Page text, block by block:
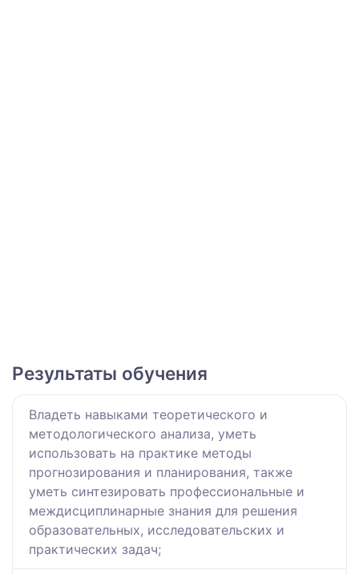
Результаты обучения
Владеть навыками теоретического и
методологического анализа, уметь
использовать на практике методы
прогнозирования и планирования, также
уметь синтезировать профессиональные и
междисциплинарные знания для решения
образовательных, исследовательских и
практических задач;